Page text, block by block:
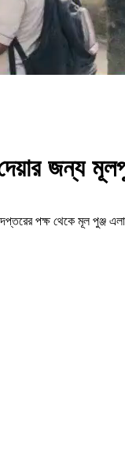
জন্য
পক্ষ থেকে মূল পুঞ্জ